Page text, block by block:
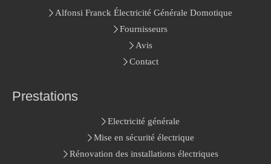
Alfonsi Franck Électricité Générale Domotique
Fournisseurs
Avis
Contact
Prestations
Electricité générale
Mise en sécurité électrique
Rénovation des installations électriques